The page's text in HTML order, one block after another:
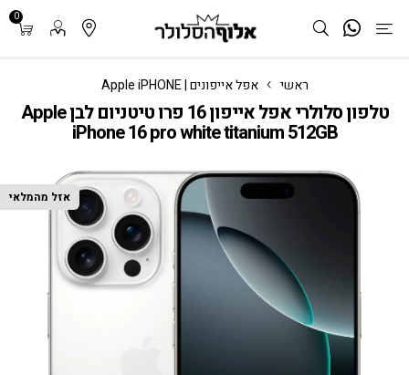
0
ראשי אפל אייפונים | Apple iPHONE
טלפון סלולרי אפל אייפון 16 פרו טיטניום לבן Apple
iPhone 16 pro white titanium 512GB
אזל מהמלאי